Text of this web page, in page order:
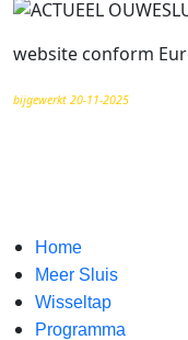
website conform
bijgewerkt 20-11-2025
Home
Meer Sluis
Wisseltap
Programma